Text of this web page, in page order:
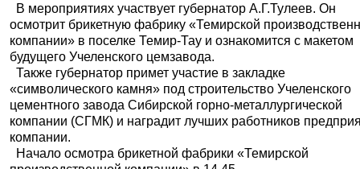
В мероприятиях участвует губернатор А.Г.Тулеев. Он
осмотрит брикетную фабрику «Темирской
компании» в поселке Темир-Тау и ознакомится с макетом
будущего Учеленского цемзавода.
Также губернатор примет участие в закладке
«символического камня» под строительство Учеленского
цементного завода Сибирской горно-металлургической
компании (СГМК) и наградит лучших работников
компании.
Начало осмотра брикетной фабрики «Темирской